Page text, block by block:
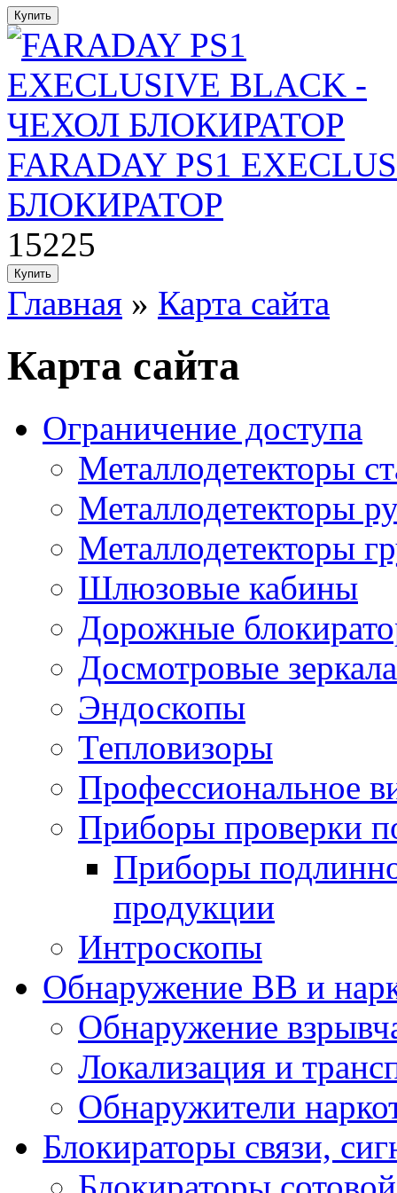
FARADAY PS1
БЛОКИРАТОР
15225
Главная » Карта сайта
Карта сайта
Ограничение доступа
Металлодетекторы
Металлодетекторы
Металлодетекторы
Шлюзовые кабины
Дорожные
Досмотровые зеркала
Эндоскопы
Тепловизоры
Профессиональное
Приборы проверки
Приборы
продукции
Интроскопы
Обнаружение ВВ и
Обнаружение
Локализация и
Обнаружители
Блокираторы связи,